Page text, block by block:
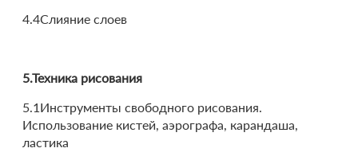
4.4Слияние слоев
5.Техника рисования
5.1Инструменты свободного рисования.
Использование кистей, аэрографа, карандаша,
ластика